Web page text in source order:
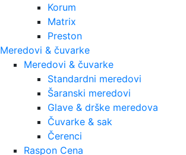
Korum
Matrix
Preston
Meredovi & čuvarke
Meredovi & čuvarke
Standardni meredovi
Šaranski meredovi
Glave & drške meredova
Čuvarke & sak
Čerenci
Raspon Cena